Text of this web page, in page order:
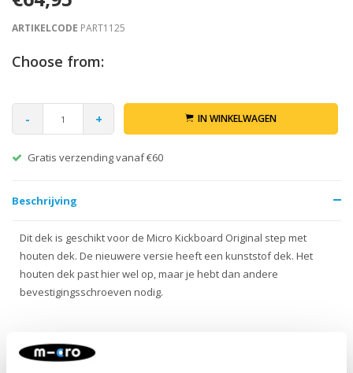
ARTIKELCODE PART1125
Choose from:
- + IN WINKELWAGEN
Gratis verzending vanaf €60
Beschrijving
Dit dek is geschikt voor de Micro Kickboard Original step met
houten dek. De nieuwere versie heeft een kunststof dek. Het
houten dek past hier wel op, maar je hebt dan andere
bevestigingsschroeven nodig.